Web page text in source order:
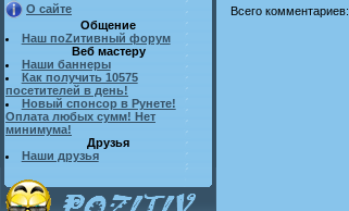
О сайте
Общение
Наш поZитивный форум
Веб мастеру
Наши баннеры
Как получить 10575
посетителей в день!
Новый спонсор в Рунете!
Оплата любых сумм! Нет
минимума!
Друзья
Наши друзья
Всего комментариев: